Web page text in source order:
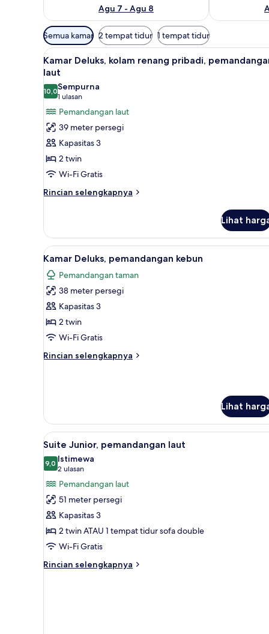
Agu 7 - Agu 8
Filter
tersedia
untuk
kamar
Semua kamar 2 tempat tidur 1 tempat tidur
Lihat
semua
foto
untuk
Kamar
Deluks,
kolam
renang
pribadi,
pemandangan
laut
Kamar Deluks, kolam
2
Kamar Deluks, kolam renang pribadi,
laut
10,010,0 dari 10
Sempurna
1 ulasan
(1
ulasan)
Pemandangan laut
39 meter persegi
Kapasitas 3
2 twin
Wi-Fi Gratis
Rincian selengkapnya
Rincian
Kamar
Deluks,
kolam
renang
pribadi,
pemandangan
laut
Lihat
Lihat
semua
foto
untuk
Kamar
Deluks,
pemandangan
Kamar Deluks,
2
Kamar Deluks, pemandangan kebun
Pemandangan taman
38 meter persegi
Kapasitas 3
2 twin
Wi-Fi Gratis
Rincian selengkapnya
Rincian
pemandangan
kebun
Lihat
Lihat
semua
foto
untuk
Suite
Junior,
pemandangan
laut
Suite Junior, pemandangan
3
Suite Junior, pemandangan laut
9,09,0 dari 10
Istimewa
2 ulasan
(2
ulasan)
Pemandangan laut
51 meter persegi
Kapasitas 3
2 twin ATAU 1 tempat tidur sofa double
Wi-Fi Gratis
Rincian selengkapnya
Rincian